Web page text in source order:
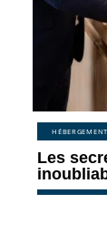
HÉBERGEMENT
Les